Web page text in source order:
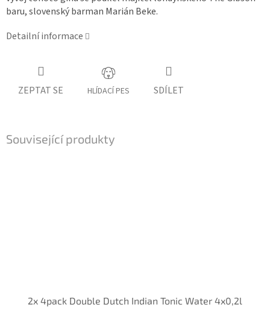
baru, slovenský barman Marián Beke.
Detailní informace
ZEPTAT SE HLÍDACÍ PES SDÍLET
Související produkty
2x 4pack Double Dutch Indian Tonic Water 4x0,2l